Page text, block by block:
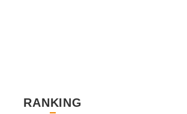
RANKING